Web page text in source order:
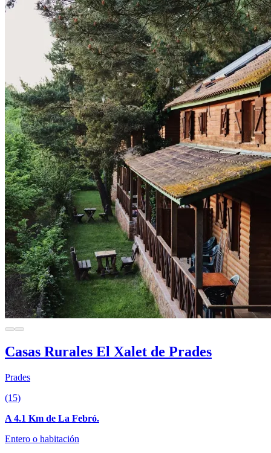
Casas Rurales El Xalet de Prades
Prades
(15)
A 4.1 Km de La Febró.
Entero o habitación